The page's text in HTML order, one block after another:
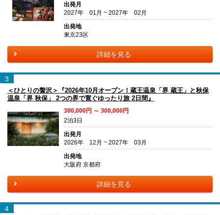
出発月
2027年 01月 ~ 2027年 02月
出発地
東京23区
詳細を見る
3
＜ひとりの贅沢＞『2026年10月オープン！蔵王温泉「界 蔵王」と秋保
温泉「界 秋保」 2つの界で寛ぐゆったり旅 2日間』
300,000円 ～ 300,000円
2泊3日
出発月
2026年 12月 ~ 2027年 03月
出発地
大阪府 京都府
詳細を見る
4